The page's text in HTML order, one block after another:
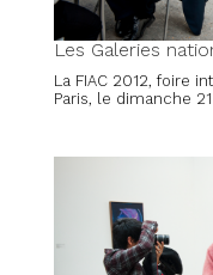
Les Galeries
La FIAC 2012, foire
Paris, le dimanche